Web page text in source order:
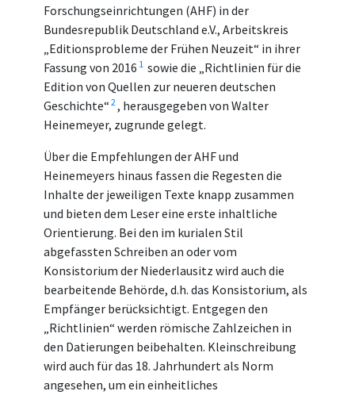
Forschungseinrichtungen (AHF) in der
Bundesrepublik Deutschland e.V., Arbeitskreis
„Editionsprobleme der Frühen Neuzeit“ in ihrer
Fassung von 2016 1 sowie die „Richtlinien für die
Edition von Quellen zur neueren deutschen
Geschichte“ 2, herausgegeben von Walter
Heinemeyer, zugrunde gelegt.
Über die Empfehlungen der AHF und
Heinemeyers hinaus fassen die Regesten die
Inhalte der jeweiligen Texte knapp zusammen
und bieten dem Leser eine erste inhaltliche
Orientierung. Bei den im kurialen Stil
abgefassten Schreiben an oder vom
Konsistorium der Niederlausitz wird auch die
bearbeitende Behörde, d.h. das Konsistorium, als
Empfänger berücksichtigt. Entgegen den
„Richtlinien“ werden römische Zahlzeichen in
den Datierungen beibehalten. Kleinschreibung
wird auch für das 18. Jahrhundert als Norm
angesehen, um ein einheitliches